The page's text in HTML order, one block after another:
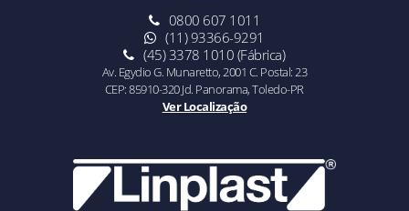
0800 607 1011
(11) 93366-9291
(45) 3378 1010 (Fábrica)
Av. Egydio G. Munaretto, 2001 C. Postal: 23
CEP: 85910-320 Jd. Panorama, Toledo-PR
Ver Localização